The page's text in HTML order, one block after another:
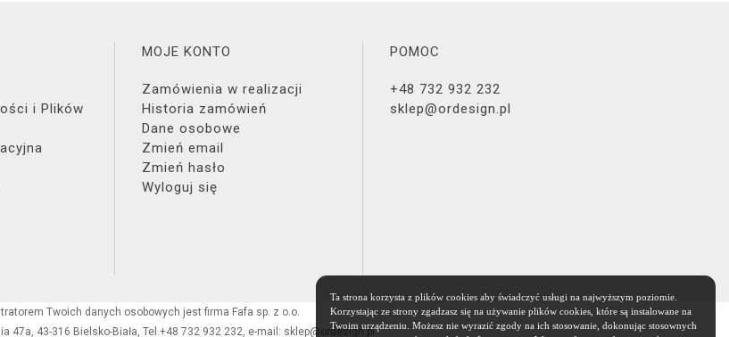
i Plików
MOJE KONTO
Zamówienia w realizacji
Historia zamówień
Dane osobowe
Zmień email
Zmień hasło
Wyloguj się
POMOC
+48 732 932 232
sklep@ordesign.pl
Twoich danych osobowych jest firma Fafa sp. z o.o.
47a, 43-316 Bielsko-Biała, Tel.+48 732 932 232, e-mail: sklep@ordesign.pl
Ta strona korzysta z plików cookies aby świadczyć usługi na najwyższym poziomie.
Korzystając ze strony zgadzasz się na używanie plików cookies, które są instalowane na
Twoim urządzeniu. Możesz nie wyrazić zgody na ich stosowanie, dokonując stosownych